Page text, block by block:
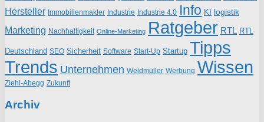
Hersteller Immobilienmakler Industrie Industrie 4.0 Info KI logistik
Marketing Nachhaltigkeit Online-Marketing Ratgeber RTL RTL
Deutschland SEO Sicherheit Software Start-Up Startup Tipps
Trends Unternehmen Weidmüller Werbung Wissen
Ziehl-Abegg Zukunft
Archiv